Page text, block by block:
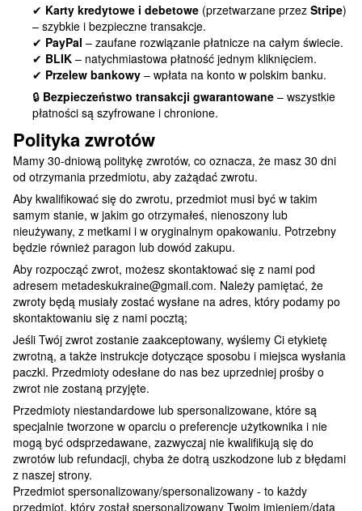
✔ Karty kredytowe i debetowe (przetwarzane przez Stripe)
– szybkie i bezpieczne transakcje.
✔ PayPal – zaufane rozwiązanie płatnicze na całym świecie.
✔ BLIK – natychmiastowa płatność jednym kliknięciem.
✔ Przelew bankowy – wpłata na konto w polskim banku.
🔒 Bezpieczeństwo transakcji gwarantowane – wszystkie
płatności są szyfrowane i chronione.
Polityka zwrotów
Mamy 30-dniową politykę zwrotów, co oznacza, że masz 30 dni
od otrzymania przedmiotu, aby zażądać zwrotu.
Aby kwalifikować się do zwrotu, przedmiot musi być w takim
samym stanie, w jakim go otrzymałeś, nienoszony lub
nieużywany, z metkami i w oryginalnym opakowaniu. Potrzebny
będzie również paragon lub dowód zakupu.
Aby rozpocząć zwrot, możesz skontaktować się z nami pod
adresem metadeskukraine@gmail.com. Należy pamiętać, że
zwroty będą musiały zostać wysłane na adres, który podamy po
skontaktowaniu się z nami pocztą;
Jeśli Twój zwrot zostanie zaakceptowany, wyślemy Ci etykietę
zwrotną, a także instrukcje dotyczące sposobu i miejsca wysłania
paczki. Przedmioty odesłane do nas bez uprzedniej prośby o
zwrot nie zostaną przyjęte.
Przedmioty niestandardowe lub spersonalizowane, które są
specjalnie tworzone w oparciu o preferencje użytkownika i nie
mogą być odsprzedawane, zazwyczaj nie kwalifikują się do
zwrotów lub refundacji, chyba że dotrą uszkodzone lub z błędami
z naszej strony.
Przedmiot spersonalizowany/spersonalizowany - to każdy
przedmiot, który został spersonalizowany Twoim imieniem/datą